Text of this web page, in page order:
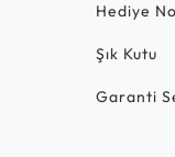
Hediye
Şık Kutu
Garanti